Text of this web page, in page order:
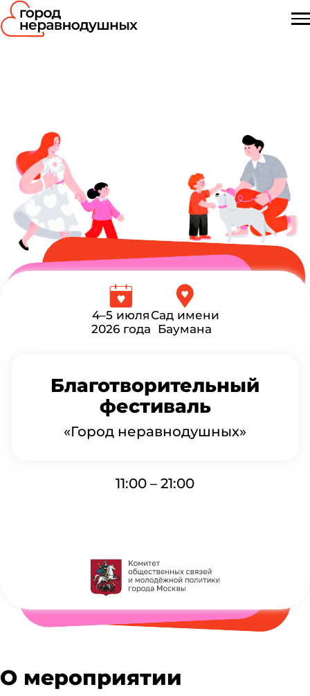
4–5 июля
2026 года
Сад имени
Баумана
Благотворительный
фестиваль
«Город неравнодушных»
11:00 – 21:00
О мероприятии